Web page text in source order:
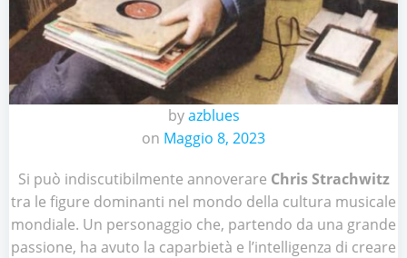
byazblues
on Maggio 8, 2023
Si può indiscutibilmente annoverare Chris Strachwitz
tra le figure dominanti nel mondo della cultura musicale
mondiale. Un personaggio che, partendo da una grande
passione, ha avuto la caparbietà e l’intelligenza di creare